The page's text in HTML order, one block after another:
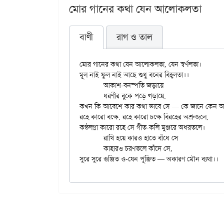
মোর গানের কথা যেন আলোকলতা
বাণী রাগ ও তাল
মোর গানের কথা যেন আলোকলতা, যেন স্বর্ণলতা।
মূল নাই ফুল নাই আছে শুধু বনের বিহ্বলতা।।
	আকাশ-বনস্পতি জড়ায়ে
কখন কি আবেশে কার কথা ভাবে সে — কে জানে কেন
রহে কারো বক্ষে, রহে কারো চক্ষে বিরহের অশ্রুজলে,
কণ্ঠলগ্না কারো রহে সে গীত-কলি মুঞ্জরে অধরতলে।
	রাখি হয়ে কারও হাতে বাঁধে সে
	কাহারও চরণতলে কাঁদে সে,